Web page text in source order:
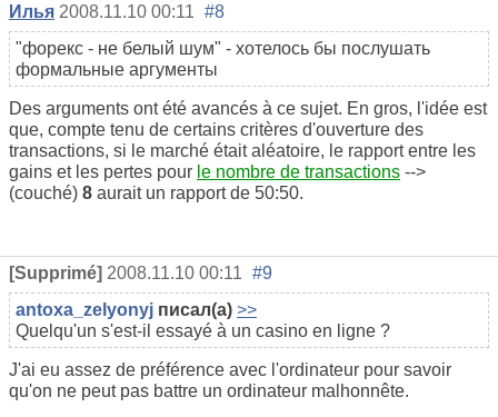
Илья 2008.11.10 00:11 #8
"форекс - не белый шум" - хотелось бы послушать
формальные аргументы
Des arguments ont été avancés à ce sujet. En gros, l'idée est
que, compte tenu de certains critères d'ouverture des
transactions, si le marché était aléatoire, le rapport entre les
gains et les pertes pour le nombre de transactions -->
(couché) 8 aurait un rapport de 50:50.
[Supprimé] 2008.11.10 00:11 #9
antoxa_zelyonyj писал(а) >>
Quelqu'un s'est-il essayé à un casino en ligne ?
J'ai eu assez de préférence avec l'ordinateur pour savoir
qu'on ne peut pas battre un ordinateur malhonnête.